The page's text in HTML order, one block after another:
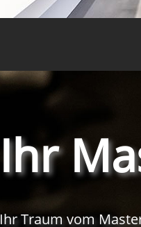
Ihr
Ihr Traum vom